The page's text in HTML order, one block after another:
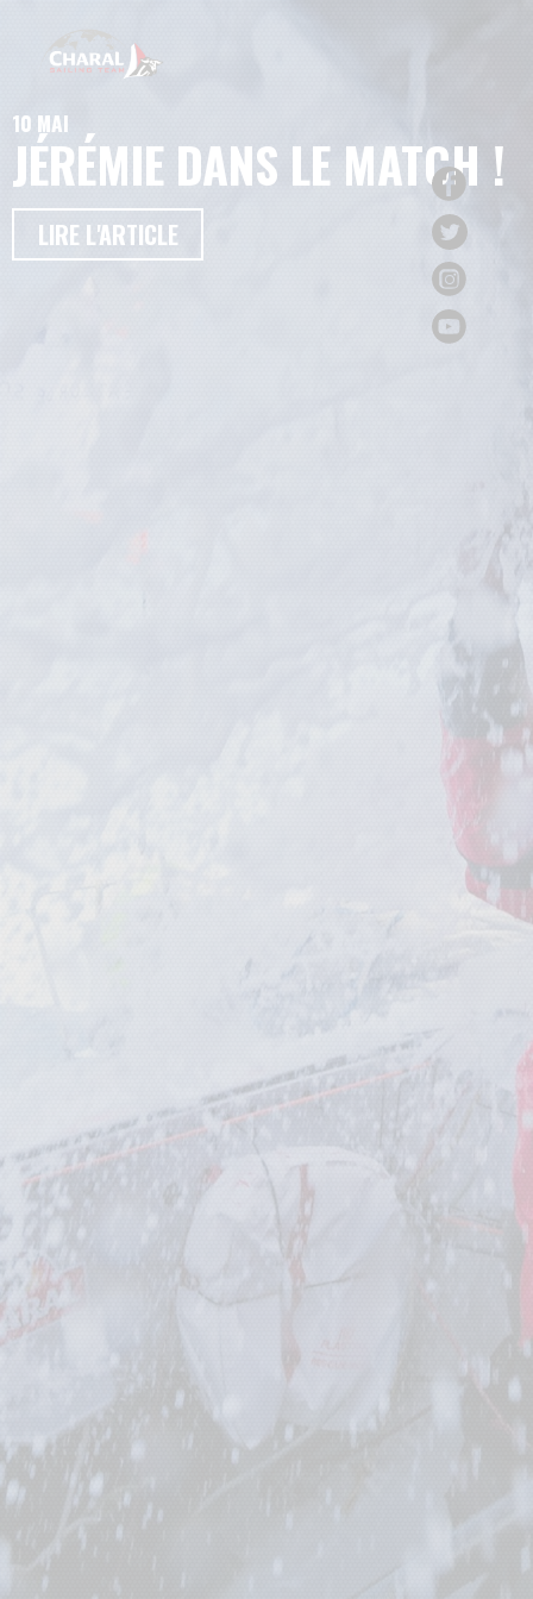
10 MAI
JÉRÉMIE DANS LE MATCH !
LIRE L'ARTICLE